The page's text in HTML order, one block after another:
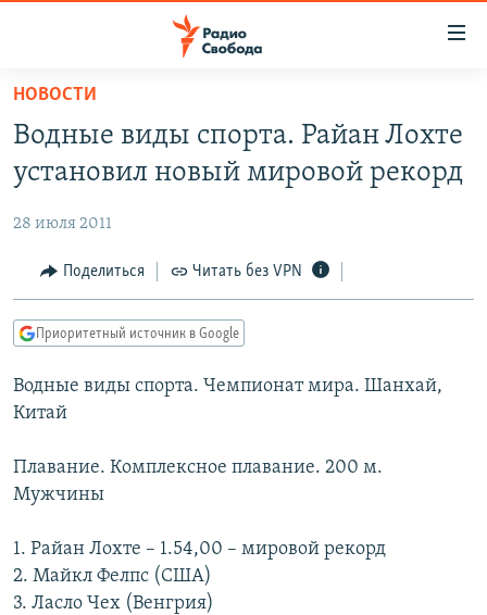
упрощенного
доступа
основному
Вернутся
главной
навигации
Вернутся
ПОДКАСТЫ
ЦИТАТЫ СВОБОДЫ
МНЕНИЯ
IDEL.РЕАЛИИ
КАВКАЗ.РЕАЛИИ
СИБИРЬ.РЕАЛИИ
РАСПИСАНИЕ ВЕЩАНИЯ
ПОДПИШИТЕСЬ НА РАССЫЛКУ
СОЦИАЛЬНЫЕ СЕТИ
НОВОСТИ
Водные виды спорта. Райан Лохте
установил новый мировой рекорд
28 июля 2011
Поделиться Читать без VPN
Приоритетный источник в Google
Водные виды спорта. Чемпионат мира. Шанхай,
Китай
Плавание. Комплексное плавание. 200 м.
Мужчины
1. Райан Лохте – 1.54,00 – мировой рекорд
2. Майкл Фелпс (США)
3. Ласло Чех (Венгрия)